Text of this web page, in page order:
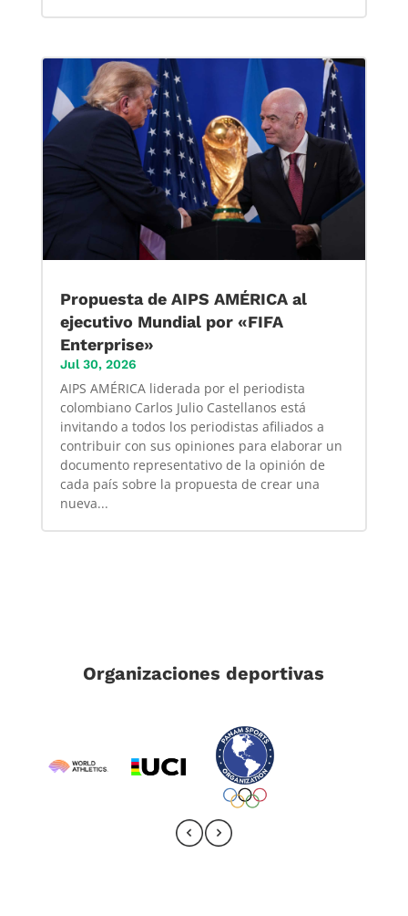
Propuesta de AIPS AMÉRICA al
ejecutivo Mundial por «FIFA
Enterprise»
Jul 30, 2026
AIPS AMÉRICA liderada por el periodista
colombiano Carlos Julio Castellanos está
invitando a todos los periodistas afiliados a
contribuir con sus opiniones para elaborar un
documento representativo de la opinión de
cada país sobre la propuesta de crear una
nueva...
Organizaciones deportivas